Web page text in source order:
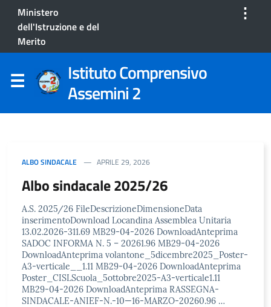
Ministero
dell'Istruzione e del
Merito
⋮
Istituto Comprensivo
Assemini 2
ALBO SINDACALE APRILE 29, 2026
Albo sindacale 2025/26
A.S. 2025/26 FileDescrizioneDimensioneData
inserimentoDownload Locandina Assemblea Unitaria
13.02.2026-311.69 MB29-04-2026 DownloadAnteprima
SADOC INFORMA N. 5 – 20261.96 MB29-04-2026
DownloadAnteprima volantone_5dicembre2025_Poster-
A3-verticale__1.11 MB29-04-2026 DownloadAnteprima
Poster_CISLScuola_5ottobre2025-A3-verticale1.11
MB29-04-2026 DownloadAnteprima RASSEGNA-
SINDACALE-ANIEF-N.-10—16-MARZO-20260.96 …